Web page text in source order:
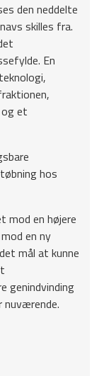
den neddelte
skilles fra.
En
et
hos
mod en højere
en ny
mål at kunne
genindvinding
nuværende.